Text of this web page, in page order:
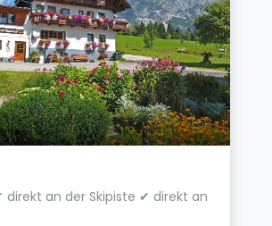
direkt an der Skipiste ✔ direkt an